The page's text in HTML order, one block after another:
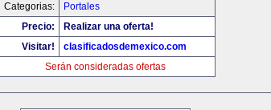
Categorias:
Portales
Precio:
Realizar una oferta!
Visitar!
clasificadosdemexico.com
Serán consideradas ofertas